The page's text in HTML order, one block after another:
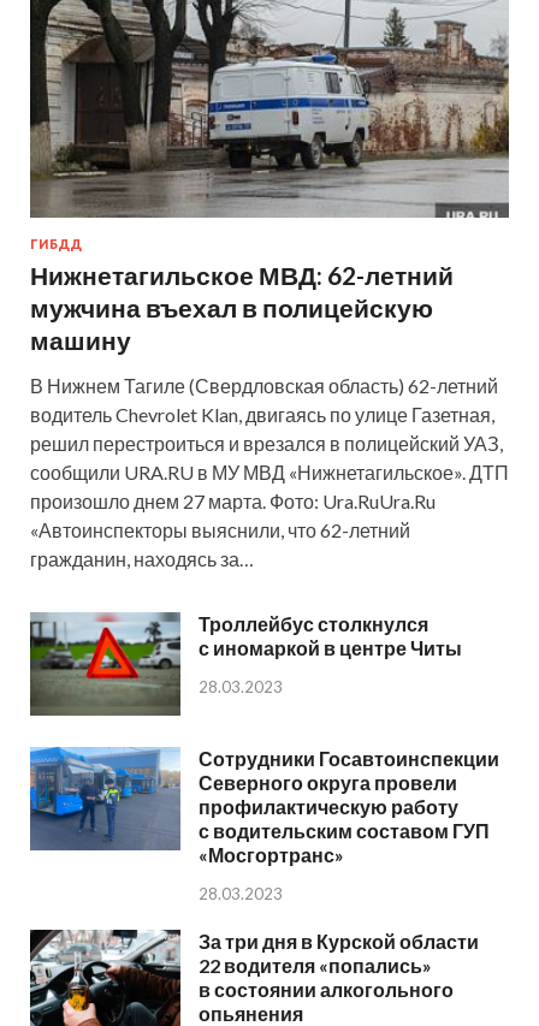
ГИБДД
Нижнетагильское МВД: 62-летний
мужчина въехал в полицейскую
машину
В Нижнем Тагиле (Свердловская область) 62-летний
водитель Chevrolet Klan, двигаясь по улице Газетная,
решил перестроиться и врезался в полицейский УАЗ,
сообщили URA.RU в МУ МВД «Нижнетагильское». ДТП
произошло днем 27 марта. Фото: Ura.RuUra.Ru
«Автоинспекторы выяснили, что 62-летний
гражданин, находясь за…
Троллейбус столкнулся
с иномаркой в центре Читы
28.03.2023
Сотрудники Госавтоинспекции
Северного округа провели
профилактическую работу
с водительским составом ГУП
«Мосгортранс»
28.03.2023
За три дня в Курской области
22 водителя «попались»
в состоянии алкогольного
опьянения